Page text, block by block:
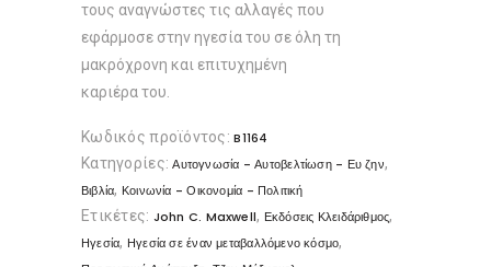
τους αναγνώστες τις αλλαγές που
εφάρμοσε στην ηγεσία του σε όλη τη
μακρόχρονη και επιτυχημένη
καριέρα του.
Κωδικός προϊόντος:B1164
Κατηγορίες:Αυτογνωσία - Αυτοβελτίωση - Ευ ζην,
Βιβλία, Κοινωνία - Οικονομία - Πολιτική
Ετικέτες: John C. Maxwell, Εκδόσεις Κλειδάριθμος,
Ηγεσία, Ηγεσία σε έναν μεταβαλλόμενο κόσμο,